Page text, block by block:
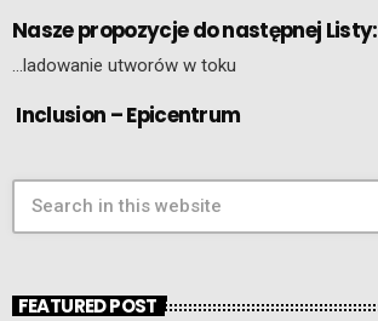
Nasze propozycje do następnej Listy:
…ladowanie utworów w toku
Inclusion – Epicentrum
FEATURED POST